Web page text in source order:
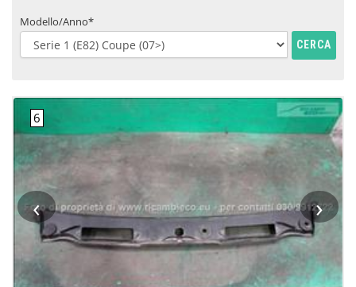
Modello/Anno*
CERCA
‹ ›